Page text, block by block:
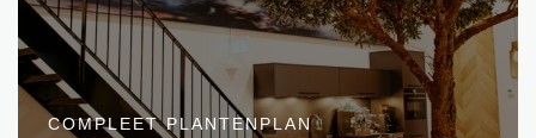
COMPLEET PLANTENPLAN